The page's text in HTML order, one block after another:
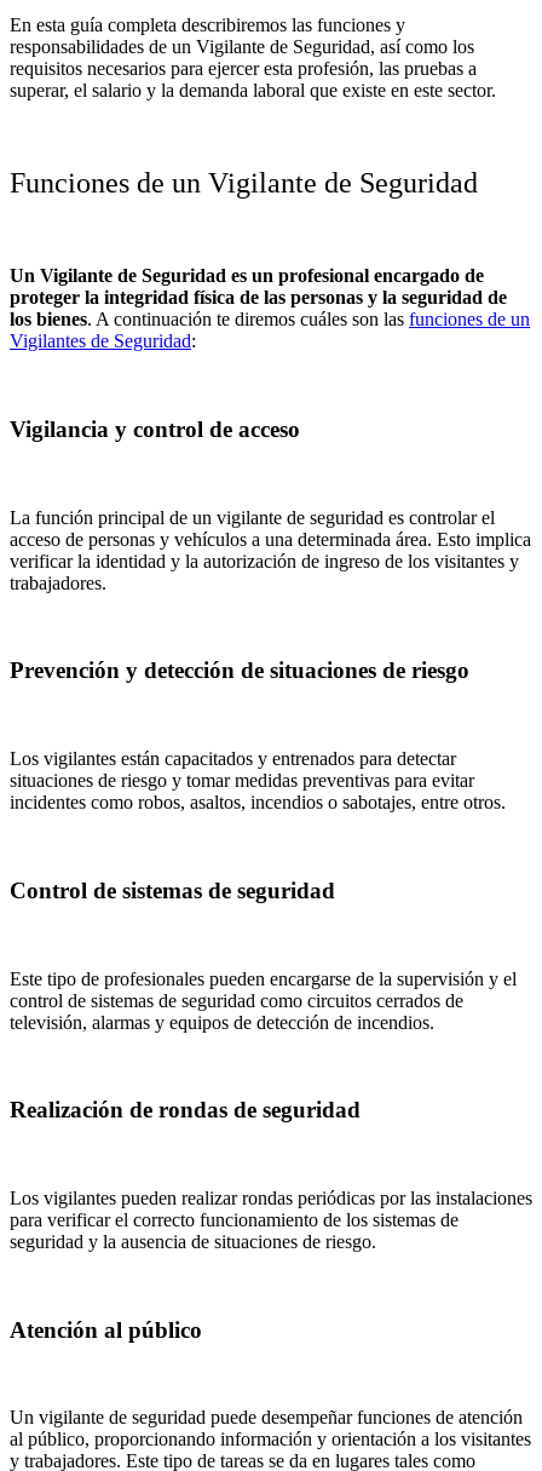
En esta guía completa describiremos las funciones y
responsabilidades de un Vigilante de Seguridad, así como los
requisitos necesarios para ejercer esta profesión, las pruebas a
superar, el salario y la demanda laboral que existe en este sector.
Funciones de un Vigilante de Seguridad
Un Vigilante de Seguridad es un profesional encargado de
proteger la integridad física de las personas y la seguridad de
los bienes. A continuación te diremos cuáles son las funciones de un
Vigilantes de Seguridad:
Vigilancia y control de acceso
La función principal de un vigilante de seguridad es controlar el
acceso de personas y vehículos a una determinada área. Esto implica
verificar la identidad y la autorización de ingreso de los visitantes y
trabajadores.
Prevención y detección de situaciones de riesgo
Los vigilantes están capacitados y entrenados para detectar
situaciones de riesgo y tomar medidas preventivas para evitar
incidentes como robos, asaltos, incendios o sabotajes, entre otros.
Control de sistemas de seguridad
Este tipo de profesionales pueden encargarse de la supervisión y el
control de sistemas de seguridad como circuitos cerrados de
televisión, alarmas y equipos de detección de incendios.
Realización de rondas de seguridad
Los vigilantes pueden realizar rondas periódicas por las instalaciones
para verificar el correcto funcionamiento de los sistemas de
seguridad y la ausencia de situaciones de riesgo.
Atención al público
Un vigilante de seguridad puede desempeñar funciones de atención
al público, proporcionando información y orientación a los visitantes
y trabajadores. Este tipo de tareas se da en lugares tales como